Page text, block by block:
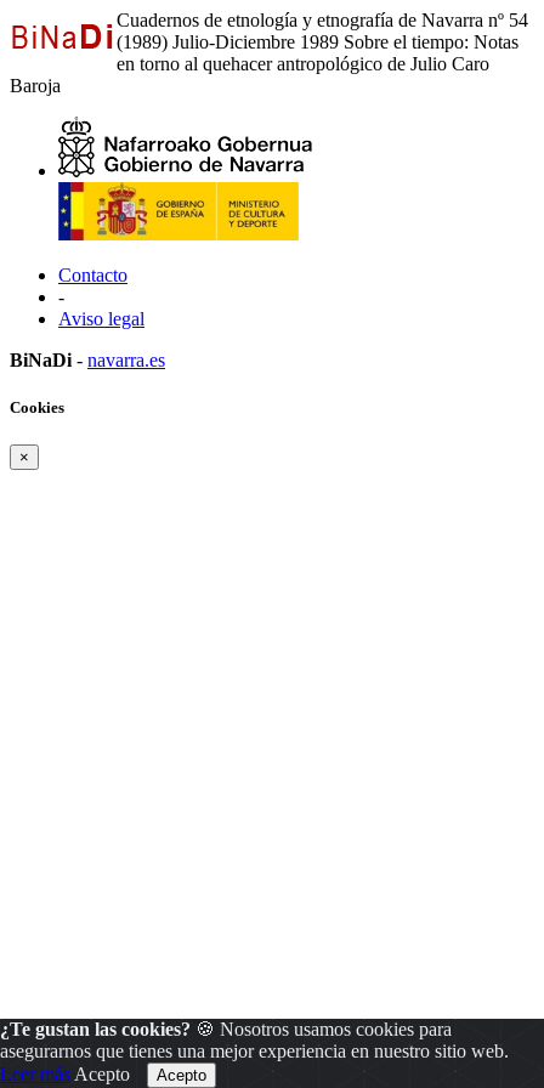
Cuadernos de etnología y etnografía de Navarra nº 54
(1989) Julio-Diciembre 1989 Sobre el tiempo: Notas
en torno al quehacer antropológico de Julio Caro
Baroja
Contacto
-
Aviso legal
BiNaDi - navarra.es
¿Te gustan las cookies? 🍪 Nosotros usamos cookies para
asegurarnos que tienes una mejor experiencia en nuestro sitio web.
Leer más Acepto
Cookies
×